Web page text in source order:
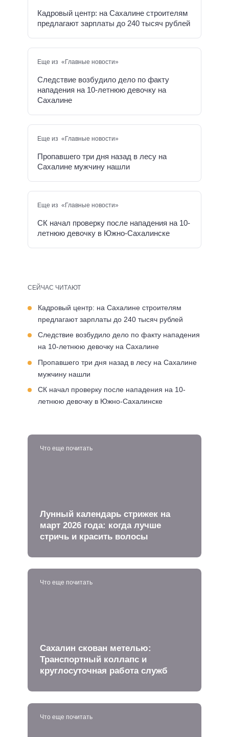
Кадровый центр: на Сахалине строителям
предлагают зарплаты до 240 тысяч рублей
Еще из «Главные новости»
Следствие возбудило дело по факту
нападения на 10-летнюю девочку на
Сахалине
Еще из «Главные новости»
Пропавшего три дня назад в лесу на
Сахалине мужчину нашли
Еще из «Главные новости»
СК начал проверку после нападения на 10-
летнюю девочку в Южно-Сахалинске
СЕЙЧАС ЧИТАЮТ
Кадровый центр: на Сахалине строителям
предлагают зарплаты до 240 тысяч рублей
Следствие возбудило дело по факту нападения
на 10-летнюю девочку на Сахалине
Пропавшего три дня назад в лесу на Сахалине
мужчину нашли
СК начал проверку после нападения на 10-
летнюю девочку в Южно-Сахалинске
Что еще почитать
Лунный календарь стрижек на
март 2026 года: когда лучше
стричь и красить волосы
Что еще почитать
Сахалин скован метелью:
Транспортный коллапс и
круглосуточная работа служб
Что еще почитать